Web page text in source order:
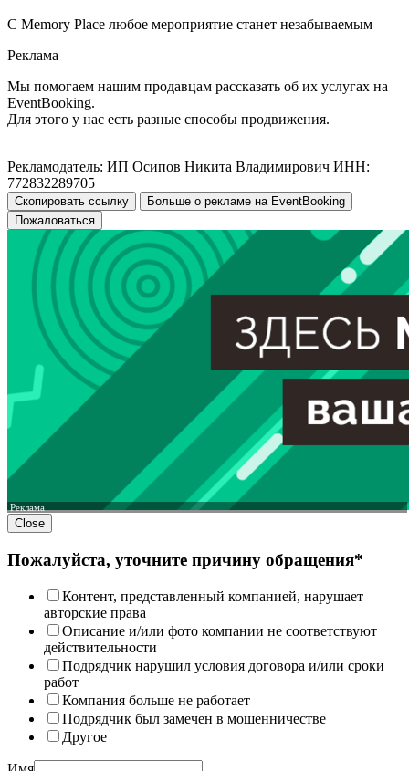
С Memory Place любое мероприятие станет незабываемым
Реклама
Мы помогаем нашим продавцам рассказать об их услугах на
EventBooking.
Для этого у нас есть разные способы продвижения.
Рекламодатель: ИП Осипов Никита Владимирович ИНН:
772832289705
Скопировать ссылку
Больше о рекламе на EventBooking
Пожаловаться
Реклама
Close
Пожалуйста, уточните причину обращения*
Контент, представленный компанией, нарушает
авторские права
Описание и/или фото компании не соответствуют
действительности
Подрядчик нарушил условия договора и/или сроки
работ
Компания больше не работает
Подрядчик был замечен в мошенничестве
Другое